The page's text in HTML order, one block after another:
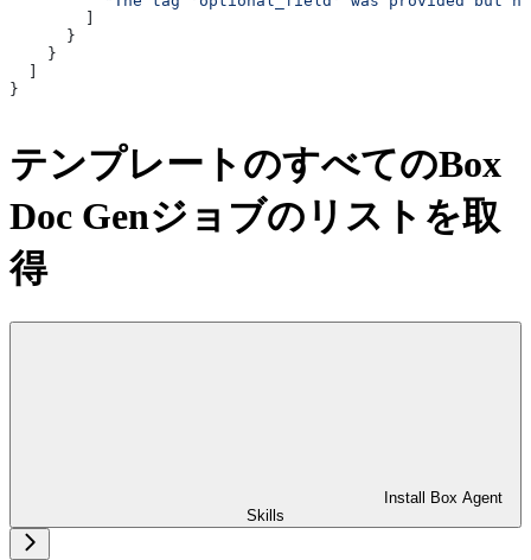
        ]
      }
    }
  ]
}
テンプレートのすべてのBox
Doc Genジョブのリストを取
得
Install Box Agent
Skills